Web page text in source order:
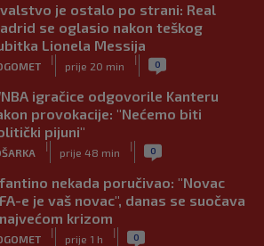
je ostalo po strani: Real
se oglasio nakon teškog
Lionela Messija
|
prije 20 min
| 0
igračice odgovorile Kanteru
provokacije: "Nećemo biti
pijuni"
|
prije 48 min
| 0
nekada poručivao: "Novac
e je vaš novac", danas se suočava
krizom
|
prije 1 h
| 0